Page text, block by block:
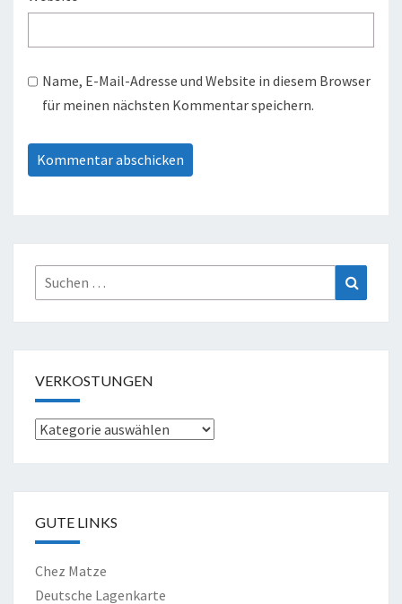
Name, E-Mail-Adresse und Website in diesem Browser
für meinen nächsten Kommentar speichern.
Suche
nach:
VERKOSTUNGEN
Verkostungen
GUTE LINKS
Chez Matze
Deutsche Lagenkarte